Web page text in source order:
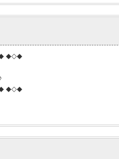
◆◇◆
◆◇◆